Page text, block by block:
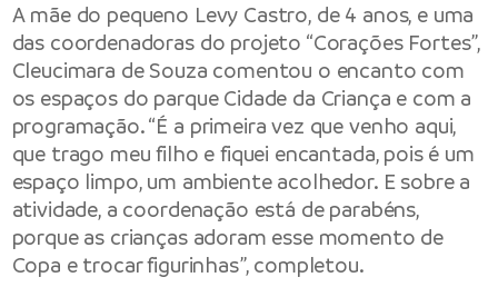
A mãe do pequeno Levy Castro, de 4 anos, e uma
das coordenadoras do projeto “Corações Fortes”,
Cleucimara de Souza comentou o encanto com
os espaços do parque Cidade da Criança e com a
programação. “É a primeira vez que venho aqui,
que trago meu filho e fiquei encantada, pois é um
espaço limpo, um ambiente acolhedor. E sobre a
atividade, a coordenação está de parabéns,
porque as crianças adoram esse momento de
Copa e trocar figurinhas”, completou.